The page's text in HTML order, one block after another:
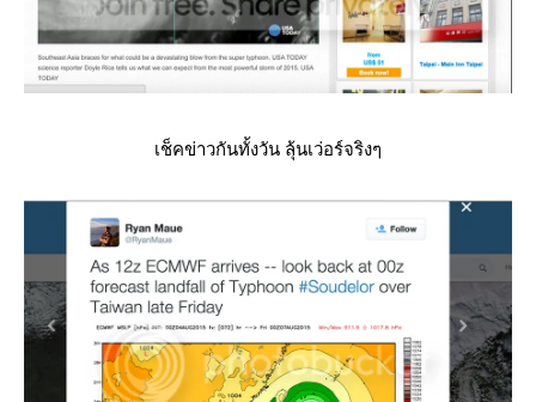
เช็คข่าวกันทั้งวัน ลุ้นเว่อร์จริงๆ